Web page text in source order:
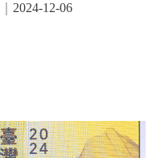
2024-12-06